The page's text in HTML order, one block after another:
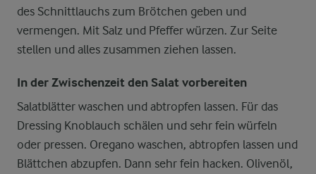
des Schnittlauchs zum Brötchen geben und
vermengen. Mit Salz und Pfeffer würzen. Zur Seite
stellen und alles zusammen ziehen lassen.
In der Zwischenzeit den Salat vorbereiten
Salatblätter waschen und abtropfen lassen. Für das
Dressing Knoblauch schälen und sehr fein würfeln
oder pressen. Oregano waschen, abtropfen lassen und
Blättchen abzupfen. Dann sehr fein hacken. Olivenöl,